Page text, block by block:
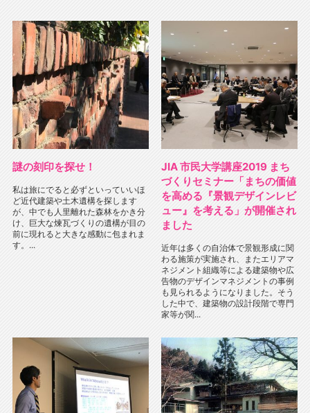
謎の刻印を探せ！
私は旅にでると必ずといっていいほ
ど近代建築や土木遺構を探します
が、中でも人里離れた森林をかき分
け、巨大な煉瓦づくりの遺構が目の
前に現れると大きな感動に包まれま
す。...
JIA 市民大学講座2019 まち
づくりセミナー「まちの価値
を⾼める『景観デザインレビ
ュー』を考える」が開催され
ました
近年は多くの自治体で景観形成に関
わる施策が実施され、またエリアマ
ネジメント組織等による建築物や広
告物のデザインマネジメントの事例
も見られるようになりました。そう
した中で、建築物の設計段階で専門
家等が関...